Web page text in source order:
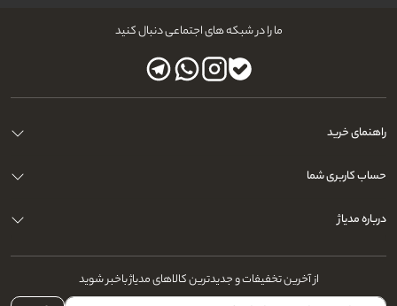
ما را در شبکه های اجتماعی دنبال کنید
راهنمای خرید
حساب کاربری شما
درباره مدیاژ
از آخرین تخفیفات و جدیدترین کالاهای مدیاژ باخبر شوید